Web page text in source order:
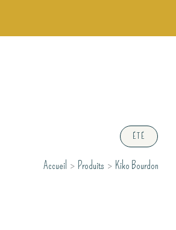
ÉTÉ
Accueil Produits Kiko Bourdon